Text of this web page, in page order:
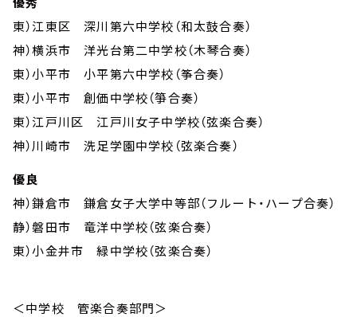
東）江東区 深川第六中学校（和太鼓合奏）
神）横浜市 洋光台第二中学校（木琴合奏）
東）小平市 小平第六中学校（筝合奏）
東）小平市 創価中学校（箏合奏）
東）江戸川区 江戸川女子中学校（弦楽合奏）
神）川崎市 洗足学園中学校（弦楽合奏）
優良
神）鎌倉市 鎌倉女子大学中等部（フルート・ハープ合奏）
静）磐田市 竜洋中学校（弦楽合奏）
東）小金井市 緑中学校（弦楽合奏）
＜中学校 管楽合奏部門＞